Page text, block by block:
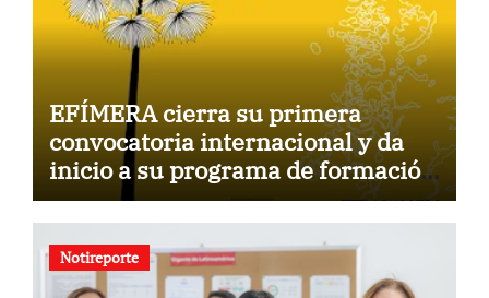
EFÍMERA cierra su primera
convocatoria internacional y da
inicio a su programa de formación
para la comunidad
Notireporte